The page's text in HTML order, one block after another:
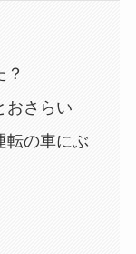
？
おさらい
転の車にぶ